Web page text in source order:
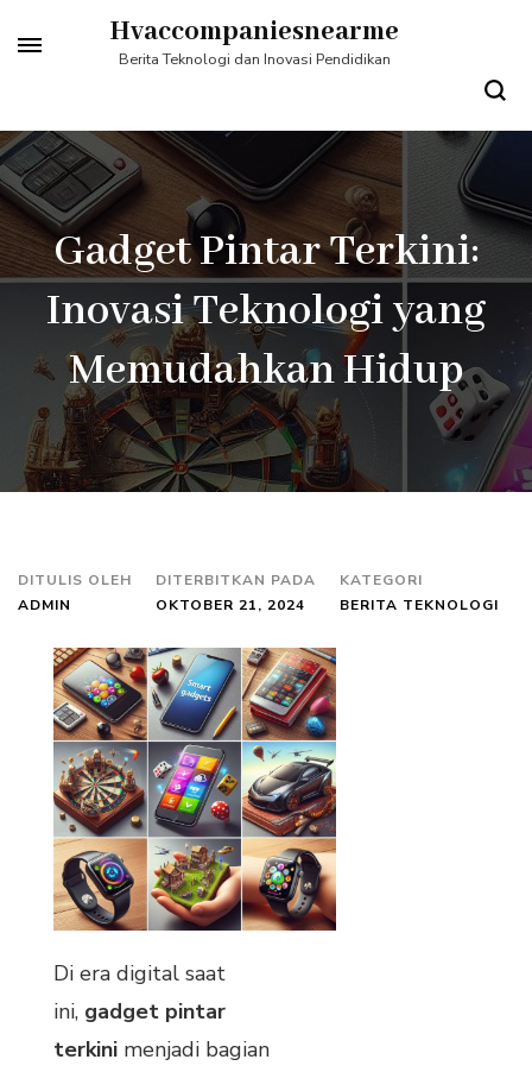
ke
(Tekan
Enter)
Hvaccompaniesnearme
Berita Teknologi dan Inovasi Pendidikan
Gadget Pintar Terkini:
Inovasi Teknologi yang
Memudahkan Hidup
DITULIS OLEH
ADMIN
DITERBITKAN PADA
OKTOBER 21, 2024
KATEGORI
BERITA TEKNOLOGI
Di era digital saat
ini, gadget pintar
terkini menjadi bagian